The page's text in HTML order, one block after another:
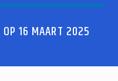
OP 16 MAART 2025